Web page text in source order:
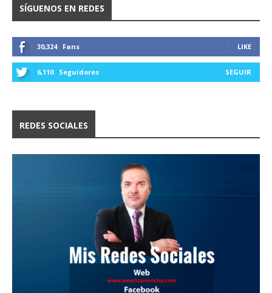
SÍGUENOS EN REDES
30,324 Fans LIKE
6,110 Seguidores SEGUIR
REDES SOCIALES